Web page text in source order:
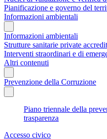
Pianificazione e governo del
Informazioni ambientali
Informazioni ambientali
Strutture sanitarie private
Interventi straordinari e di
Altri contenuti
Prevenzione della Corruzione
Piano triennale della
trasparenza
Accesso civico